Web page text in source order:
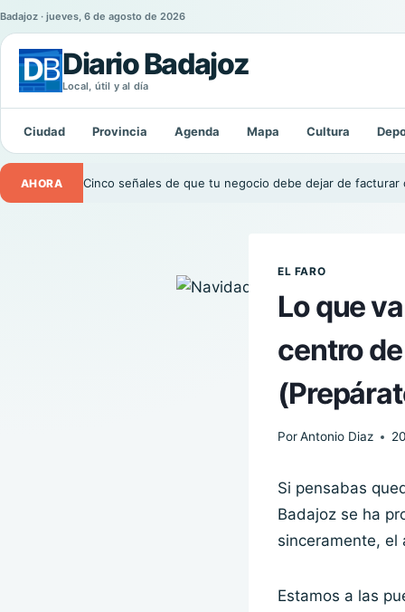
Badajoz · jueves, 6 de agosto de 2026
Diario Badajoz
Local, útil y al día
Buscar:
Ciudad Provincia Agenda Mapa Cultura
AHORA Cinco señales de que tu negocio debe dejar de facturar
EL FARO
Lo que
centro
PorAntonio Diaz
Si pensabas
Badajoz se ha
sinceramente, el
Estamos a las